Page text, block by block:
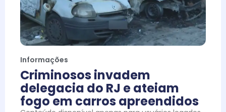
Informações
Criminosos invadem
delegacia do RJ e ateiam
fogo em carros apreendidos